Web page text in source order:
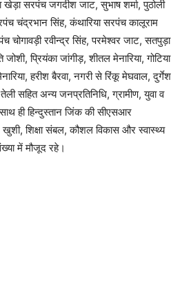
सरपंच जगदीश जाट, सुभाष शर्मा, पुठोली
चंद्रभान सिंह, कंथारिया सरपंच कालूराम
चोगावड़ी रवीन्द्र सिंह, परमेश्वर जाट, सतपुड़ा
प्रियंका जांगीड़, शीतल मेनारिया, गोटिया
हरीश बैरवा, नगरी से रिंकू मेघवाल, दुर्गेश
सहित अन्य जनप्रतिनिधि, ग्रामीण, युवा व
ही हिन्दुस्तान जिंक की सीएसआर
शिक्षा संबल, कौशल विकास और स्वास्थ्य
में मौजूद रहे।